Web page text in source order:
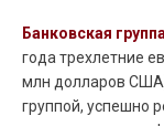
Банковская
года трехлетние
млн долларов
группой, успешно